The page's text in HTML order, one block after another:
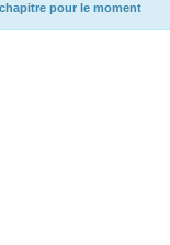
pour le moment